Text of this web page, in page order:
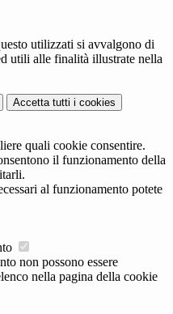
utilizzati si avvalgono di
utili alle finalità illustrate nella
Accetta tutti i cookies
quali cookie consentire.
il funzionamento della
al funzionamento potete
non possono essere
nella pagina della cookie